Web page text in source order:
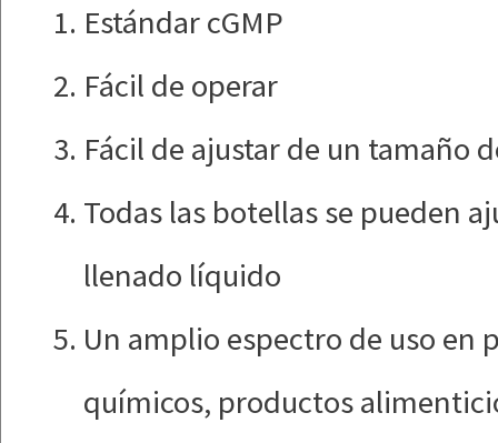
Estándar cGMP
Fácil de operar
Fácil de ajustar de un tamaño
Todas las botellas se pueden
llenado líquido
Un amplio espectro de uso en
químicos, productos